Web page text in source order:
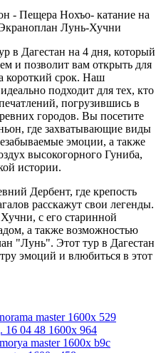
- Пещера Нохъо- катание на
Лунь-Хучни
в Дагестан на 4 дня, который
и позволит вам открыть для
короткий срок. Наш
подходит для тех, кто
погрузившись в
городов. Вы посетите
где захватывающие виды
эмоции, а также
высокогорного Гуниба,
истории.
Дербент, где крепость
расскажут свои легенды.
с его старинной
а также возможностью
"Лунь". Этот тур в Дагестан
эмоций и влюбиться в этот